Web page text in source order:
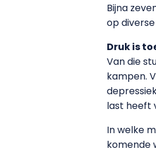
Bijna
op
Druk is
Van die
kampen.
last heeft
In welke
komende